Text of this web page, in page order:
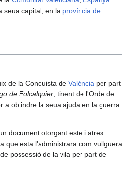
seua capital, en la província de
de la Conquista de Valéncia per part
de Folcalquier , tinent de l'Orde de
a obtindre la seua ajuda en la guerra
document otorgant este i atres
que esta l'administrara com vullguera.
possessió de la vila per part de